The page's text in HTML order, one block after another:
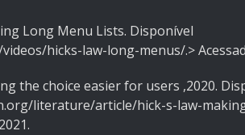
Long Menu Lists. Disponível
hicks-law-long-menus/.>
the choice easier for users ,2020.
literature/article/hick-s-law-